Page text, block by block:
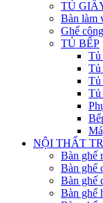
TỦ
Bàn làm
Ghế
TỦ BẾP
Tủ
Tủ
Tủ
Tủ
NỘI THẤT
Bàn ghế
Bàn ghế
Bàn ghế
Bàn ghế